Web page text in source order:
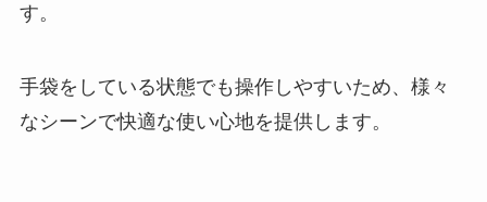
す。
手袋をしている状態でも操作しやすいため、様々
なシーンで快適な使い心地を提供します。